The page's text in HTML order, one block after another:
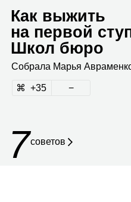
Как выжить
на первой
Школ бюро
Собрала Марья
35
7советов